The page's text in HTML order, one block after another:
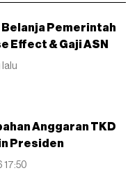
Belanja Pemerintah
Effect & Gaji ASN
lalu
Anggaran TKD
Presiden
17:50